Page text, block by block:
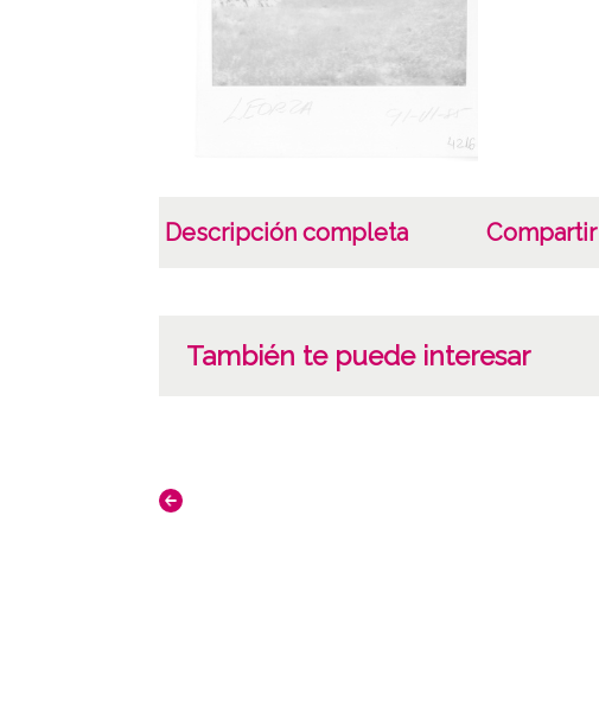
Descripción completa Compartir
También te puede interesar